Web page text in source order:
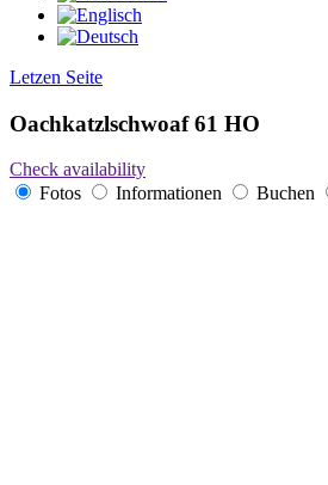
Letzen Seite
Oachkatzlschwoaf 61 HO
Check availability
Fotos
Informationen Buchen